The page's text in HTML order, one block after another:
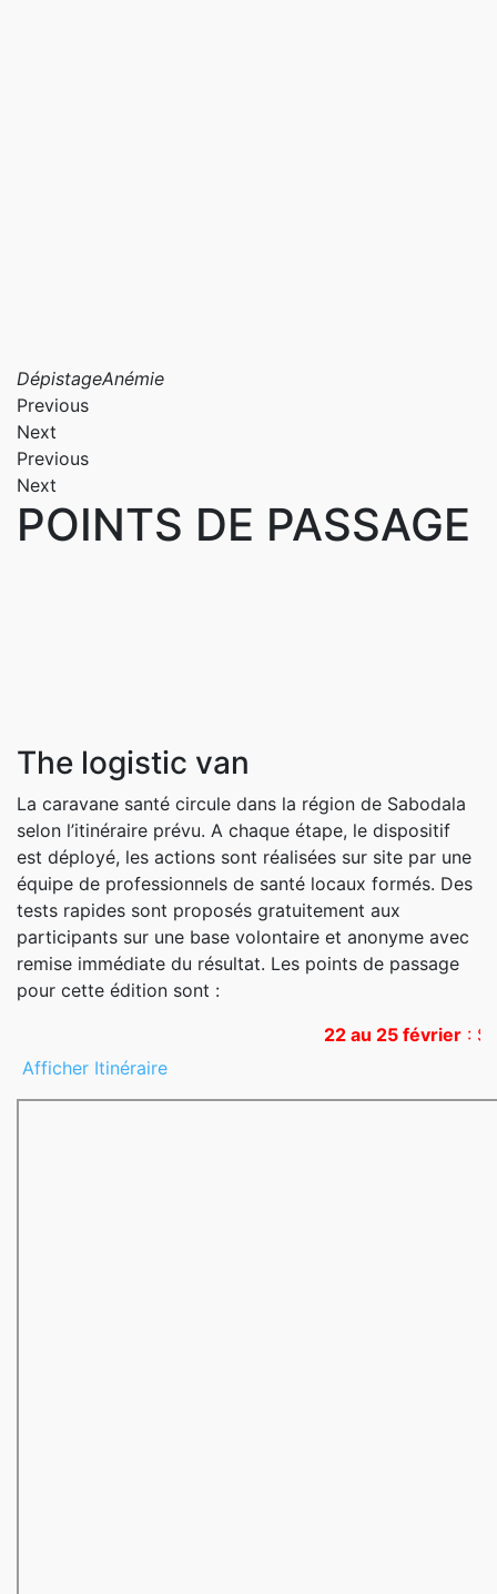
DépistageAnémie
Previous
Next
Previous
Next
POINTS DE PASSAGE
The logistic van
La caravane santé circule dans la région de Sabodala
selon l’itinéraire prévu. A chaque étape, le dispositif
est déployé, les actions sont réalisées sur site par une
équipe de professionnels de santé locaux formés. Des
tests rapides sont proposés gratuitement aux
participants sur une base volontaire et anonyme avec
remise immédiate du résultat. Les points de passage
pour cette édition sont :
22 au 25 février:
Afficher Itinéraire